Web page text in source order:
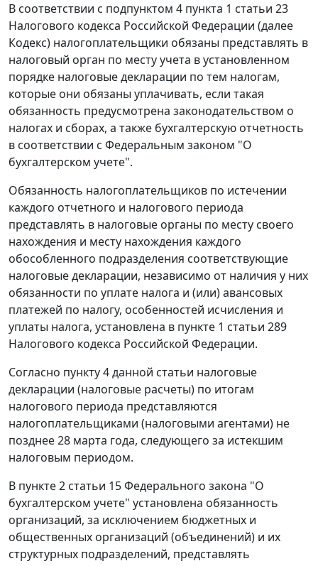
В соответствии с подпунктом 4 пункта 1 статьи 23
Налогового кодекса Российской Федерации (далее
Кодекс) налогоплательщики обязаны представлять в
налоговый орган по месту учета в установленном
порядке налоговые декларации по тем налогам,
которые они обязаны уплачивать, если такая
обязанность предусмотрена законодательством о
налогах и сборах, а также бухгалтерскую отчетность
в соответствии с Федеральным законом "О
бухгалтерском учете".
Обязанность налогоплательщиков по истечении
каждого отчетного и налогового периода
представлять в налоговые органы по месту своего
нахождения и месту нахождения каждого
обособленного подразделения соответствующие
налоговые декларации, независимо от наличия у них
обязанности по уплате налога и (или) авансовых
платежей по налогу, особенностей исчисления и
уплаты налога, установлена в пункте 1 статьи 289
Налогового кодекса Российской Федерации.
Согласно пункту 4данной статьи налоговые
декларации (налоговые расчеты) по итогам
налогового периода представляются
налогоплательщиками (налоговыми агентами) не
позднее 28 марта года, следующего за истекшим
налоговым периодом.
В пункте 2 статьи 15Федерального закона "О
бухгалтерском учете" установлена обязанность
организаций, за исключением бюджетных и
общественных организаций (объединений) и их
структурных подразделений, представлять